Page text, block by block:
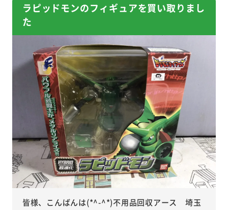
ラピッドモンのフィギュアを買い取りまし
た
皆様、こんばんは(*^-^*)不用品回収アース 埼玉